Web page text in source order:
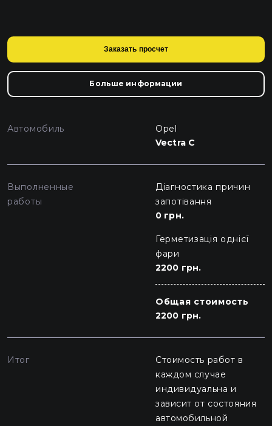
Заказать просчет
Больше информации
Автомобиль
Opel
Vectra C
Выполненные
работы
Діагностика причин
запотівання
0 грн.
Герметизація однієї
фари
2200 грн.
Общая стоимость
2200 грн.
Итог
Стоимость работ в
каждом случае
индивидуальна и
зависит от состояния
автомобильной